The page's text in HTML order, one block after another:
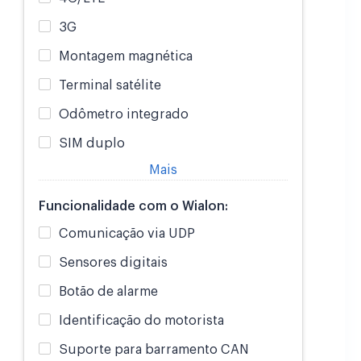
3G
Montagem magnética
Terminal satélite
Odômetro integrado
SIM duplo
Mais
Funcionalidade com o Wialon:
Comunicação via UDP
Sensores digitais
Botão de alarme
Identificação do motorista
Suporte para barramento CAN